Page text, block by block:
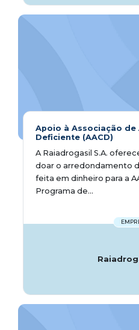
Apoio à Associação de
Deficiente (AACD)
A Raiadrogasil S.A.
doar o arredondamento
feita em dinheiro para a
Programa de...